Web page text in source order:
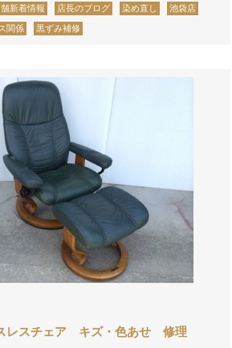
舗新着情報 店長のブログ 染め直し 池袋店
関係 黒ずみ補修
レスチェア キズ・色あせ 修理